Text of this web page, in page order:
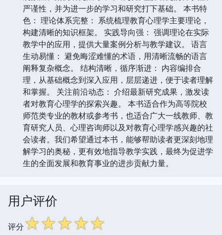
严谨性，并为进一步的学习和研究打下基础。 本书特
色： 理论体系完整： 系统梳理教育心理学主要理论，
构建清晰的知识框架。 实践导向强： 强调理论在实际
教学中的应用，提供大量案例分析与教学建议。 语言
生动易懂： 避免晦涩难懂的术语，用清晰流畅的语言
阐释复杂概念。 结构清晰，循序渐进： 内容编排合
理，从基础概念到深入应用，层层递进，便于读者理解
和掌握。 关注前沿动态： 介绍最新研究成果，激发读
者对教育心理学的探索兴趣。 本书适合作为高等院校
师范类专业的教材或参考书，也适合广大一线教师、教
育研究人员、心理咨询师以及对教育心理学感兴趣的社
会读者。我们希望通过本书，能够帮助读者更深刻地理
解学习的奥秘，更有效地指导教学实践，最终为促进学
生的全面发展和教育事业的进步贡献力量。
用户评价
评分☆☆☆☆☆